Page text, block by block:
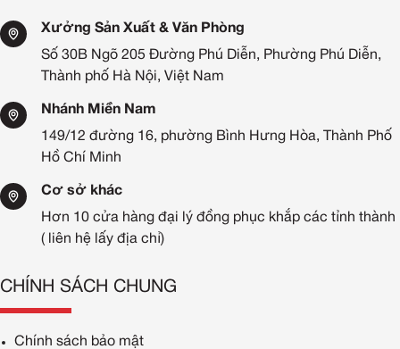
Xưởng Sản Xuất & Văn Phòng
Số 30B Ngõ 205 Đường Phú Diễn, Phường Phú Diễn,
Thành phố Hà Nội, Việt Nam
Nhánh Miền Nam
149/12 đường 16, phường Bình Hưng Hòa, Thành Phố
Hồ Chí Minh
Cơ sở khác
Hơn 10 cửa hàng đại lý đồng phục khắp các tỉnh thành
( liên hệ lấy địa chỉ)
CHÍNH SÁCH CHUNG
Chính sách bảo mật